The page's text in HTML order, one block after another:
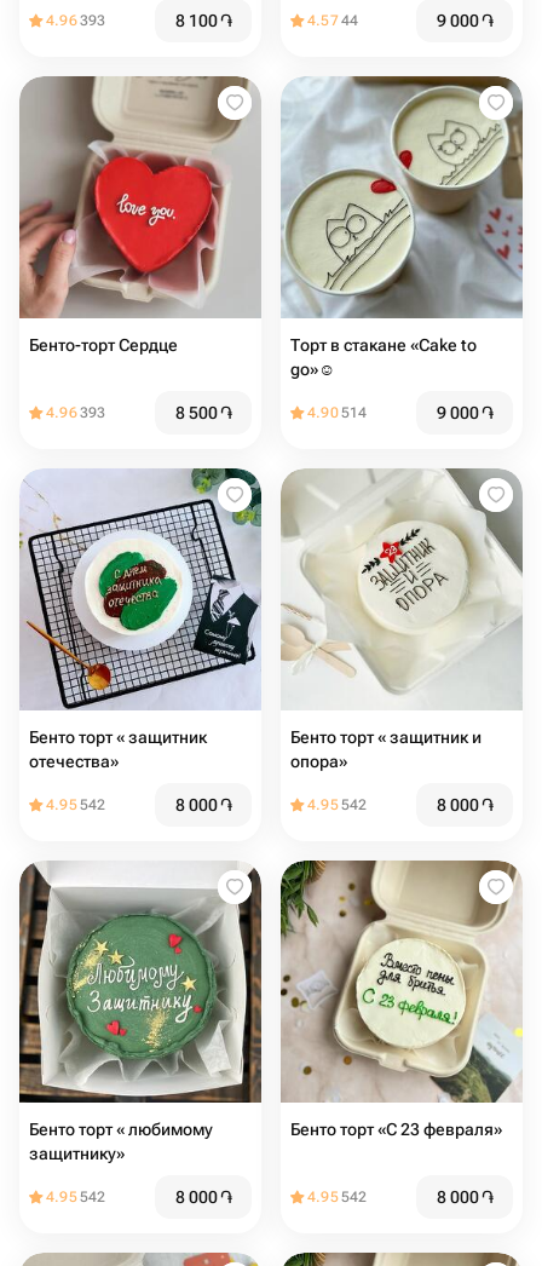
4.96393 8 100֏ 4.5744 9 000֏
Бенто-торт Сердце
4.96393 8 500֏
Торт в стакане «Cake to
go»☺️
4.90514 9 000֏
Бенто торт « защитник
отечества»
4.95542 8 000֏
Бенто торт « защитник и
опора»
4.95542 8 000֏
Бенто торт « любимому
защитнику»
4.95542 8 000֏
Бенто торт «С 23 февраля»
4.95542 8 000֏